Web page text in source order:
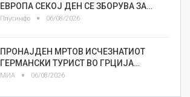
ЕВРОПА СЕКОЈ ДЕН СЕ ЗБОРУВА ЗА…
Плусинфо 06/08/2026
ПРОНАЈДЕН МРТОВ ИСЧЕЗНАТИОТ
ГЕРМАНСКИ ТУРИСТ ВО ГРЦИЈА…
МИА 06/08/2026